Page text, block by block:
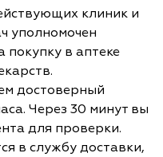
клиник и
уполномочен
покупку в аптеке
достоверный
Через 30 минут вы
для проверки.
в службу доставки,